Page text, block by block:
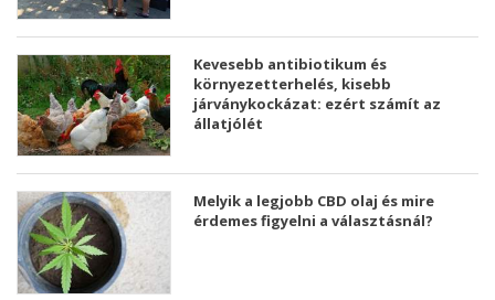
Kevesebb antibiotikum és
környezetterhelés, kisebb
járványkockázat: ezért számít az
állatjólét
Melyik a legjobb CBD olaj és mire
érdemes figyelni a választásnál?